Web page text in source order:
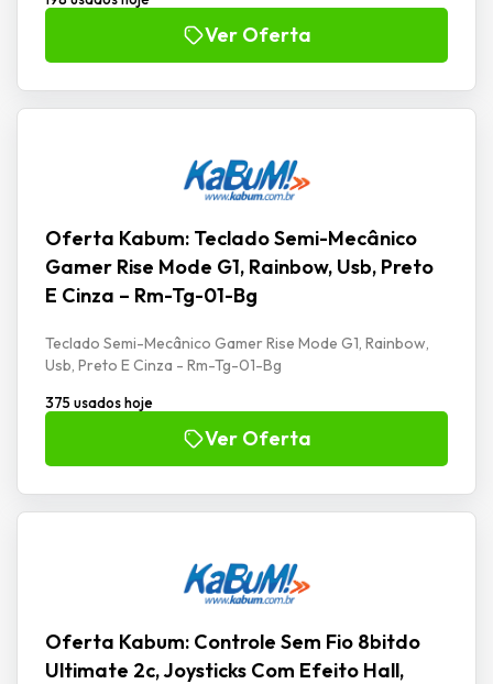
Ver Oferta
Oferta Kabum: Teclado Semi-Mecânico
Gamer Rise Mode G1, Rainbow, Usb, Preto
E Cinza – Rm-Tg-01-Bg
Teclado Semi-Mecânico Gamer Rise Mode G1, Rainbow,
Usb, Preto E Cinza - Rm-Tg-01-Bg
375 usados hoje
Ver Oferta
Oferta Kabum: Controle Sem Fio 8bitdo
Ultimate 2c, Joysticks Com Efeito Hall,